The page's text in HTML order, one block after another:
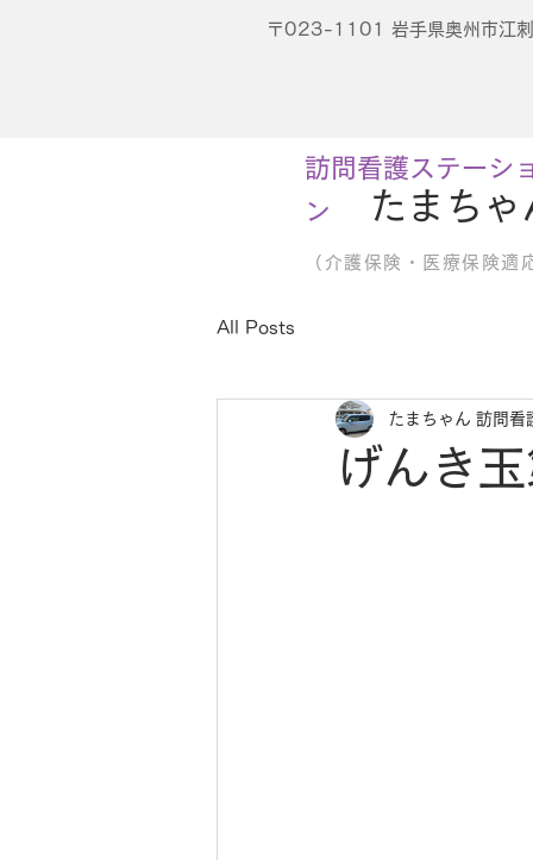
〒023-1101 岩手県奥州市江刺
訪問看護ステーシ
ン
たまちゃ
（介護保険・医療保険適
All Posts
げんき
たまちゃん 訪問看